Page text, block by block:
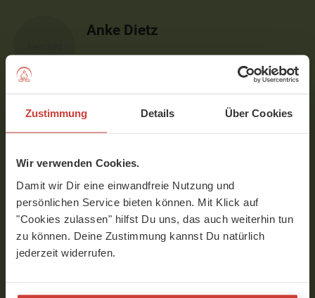
Zustimmung Details Über Cookies
Wir verwenden Cookies.
Damit wir Dir eine einwandfreie Nutzung und
persönlichen Service bieten können. Mit Klick auf
"Cookies zulassen" hilfst Du uns, das auch weiterhin tun
zu können. Deine Zustimmung kannst Du natürlich
jederzeit widerrufen.
Anke Dietz
Eine stimmige Sequenz! Für mich ist
allerdings nicht Durga DER Archetyp der
Muttergottes! ;-)
Verfasst am 23.03.2023 um 09:39
Victoria
Liebe Anke, das freut mich. Lieben
Dank für dein Feedback! Alles Liebe